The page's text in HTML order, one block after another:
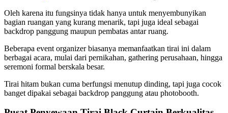
Oleh karena itu fungsinya tidak hanya untuk menyembunyikan
bagian ruangan yang kurang menarik, tapi juga ideal sebagai
backdrop panggung maupun pembatas antar ruang.
Beberapa event organizer biasanya memanfaatkan tirai ini dalam
berbagai acara, mulai dari pernikahan, gathering perusahaan, hingga
seremoni formal berskala besar.
Tirai hitam bukan cuma berfungsi menutup dinding, tapi juga cocok
banget dipakai sebagai backdrop panggung atau photobooth.